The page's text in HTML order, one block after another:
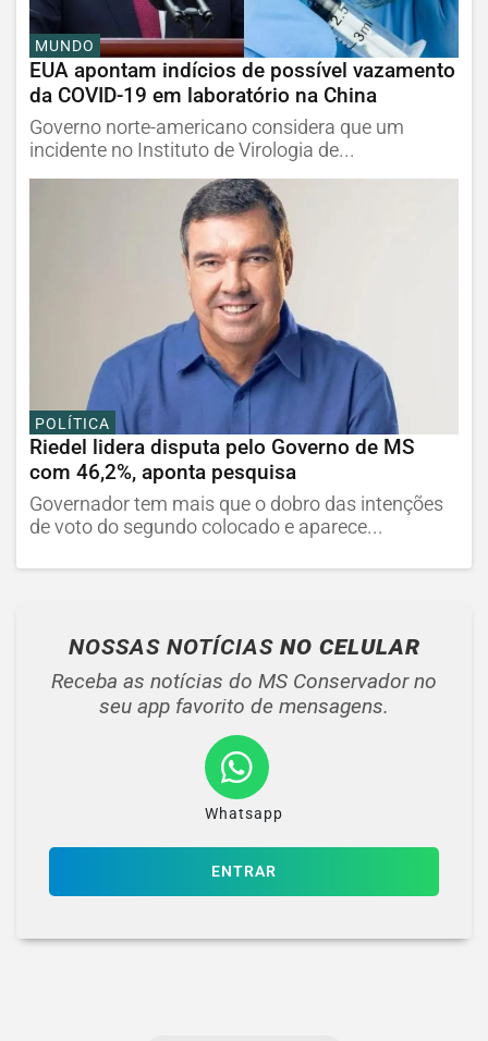
MUNDO
EUA apontam indícios de possível vazamento
da COVID-19 em laboratório na China
Governo norte-americano considera que um
incidente no Instituto de Virologia de...
POLÍTICA
Riedel lidera disputa pelo Governo de MS
com 46,2%, aponta pesquisa
Governador tem mais que o dobro das intenções
de voto do segundo colocado e aparece...
NOSSAS NOTÍCIAS NO CELULAR
Receba as notícias do MS Conservador no
seu app favorito de mensagens.
Whatsapp
ENTRAR